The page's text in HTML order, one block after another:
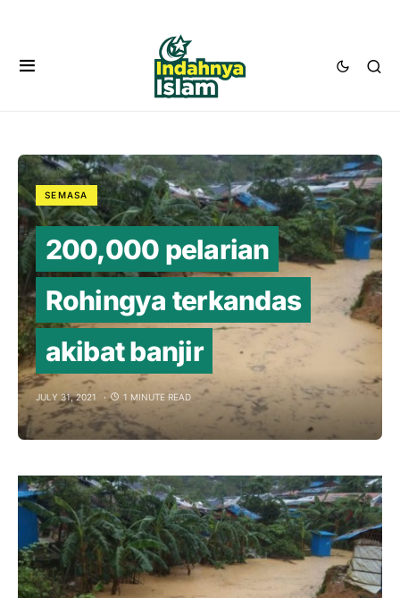
SEMASA
200,000 pelarian
Rohingya terkandas
akibat banjir
JULY 31, 2021 1 MINUTE READ